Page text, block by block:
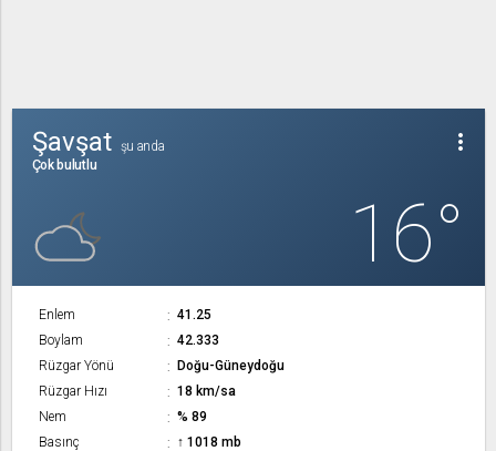
more_vert
Şavşat
şu anda
Çok bulutlu
16°
Enlem
41.25
Boylam
42.333
Rüzgar Yönü
Doğu-Güneydoğu
Rüzgar Hızı
18 km/sa
Nem
% 89
Basınç
↑ 1018 mb